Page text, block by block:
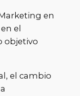
en
el
objetivo
el cambio